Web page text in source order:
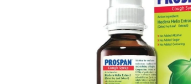
Jangan risau, ubat batuk Zecuf ini telah
MAL20034709T) dan disarankan doktor di
“Ubat ini sangat bagus. Haritu kena covid,